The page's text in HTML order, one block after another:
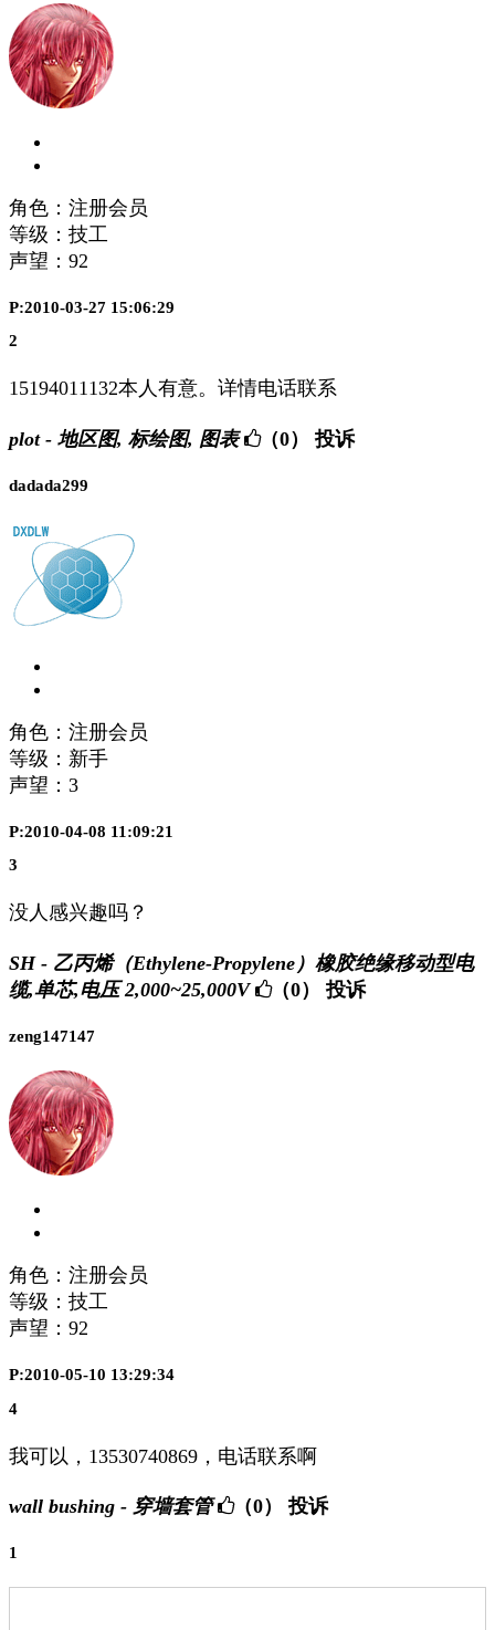
角色：注册会员
等级：技工
声望： 92
P:2010-03-27 15:06:29
2
15194011132本人有意。详情电话联系
plot - 地区图, 标绘图, 图表 （0） 投诉
dadada299
角色：注册会员
等级：新手
声望： 3
P:2010-04-08 11:09:21
3
没人感兴趣吗？
SH - 乙丙烯（Ethylene-Propylene）橡胶绝缘移动型电
缆,单芯,电压 2,000~25,000V
（0） 投诉
zeng147147
角色：注册会员
等级：技工
声望： 92
P:2010-05-10 13:29:34
4
我可以，13530740869，电话联系啊
wall bushing - 穿墙套管 （0） 投诉
1